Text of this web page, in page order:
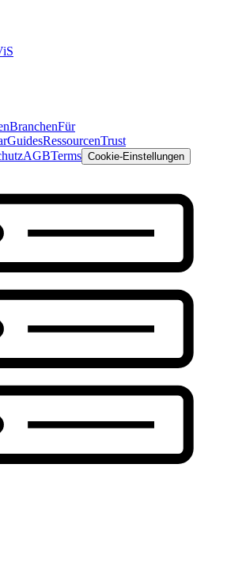
BranchenFür
GuidesRessourcenTrust
AGBTerms Cookie-Einstellungen